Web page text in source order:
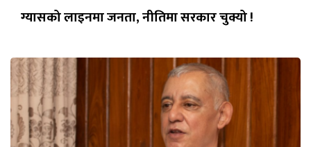
ग्यासको लाइनमा जनता, नीतिमा सरकार चुक्यो !